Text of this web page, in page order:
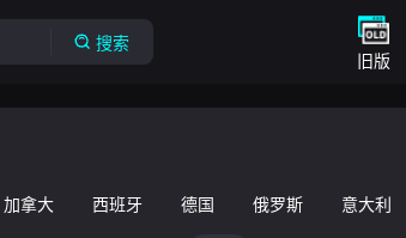
搜索
旧版
加拿大 西班牙 德国 俄罗斯 意大利